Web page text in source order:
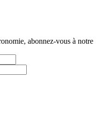
abonnez-vous à notre